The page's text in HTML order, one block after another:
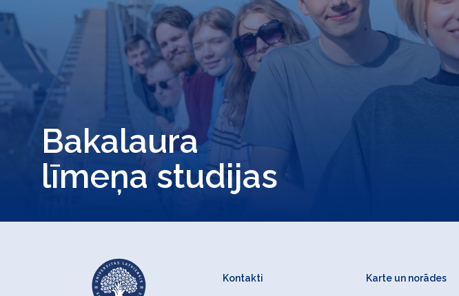
Bakalaura
līmeņa studijas
Kontakti Karte un norādes